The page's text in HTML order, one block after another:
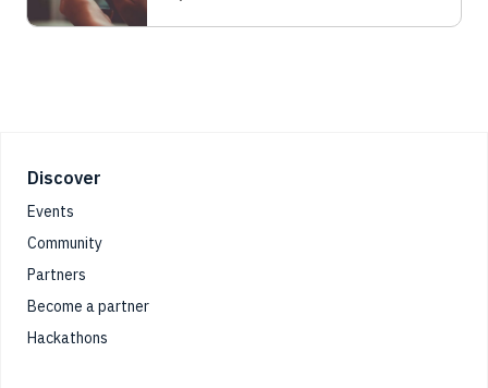
Footer
Discover
Events
Community
Partners
Become a partner
Hackathons